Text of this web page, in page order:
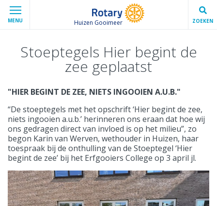
MENU Huizen Gooimeer ZOEKEN
Stoeptegels Hier begint de
zee geplaatst
"HIER BEGINT DE ZEE, NIETS INGOOIEN A.U.B."
“De stoeptegels met het opschrift ‘Hier begint de zee,
niets ingooien a.u.b.’ herinneren ons eraan dat hoe wij
ons gedragen direct van invloed is op het milieu”, zo
begon Karin van Werven, wethouder in Huizen, haar
toespraak bij de onthulling van de Stoeptegel ‘Hier
begint de zee’ bij het Erfgooiers College op 3 april jl.